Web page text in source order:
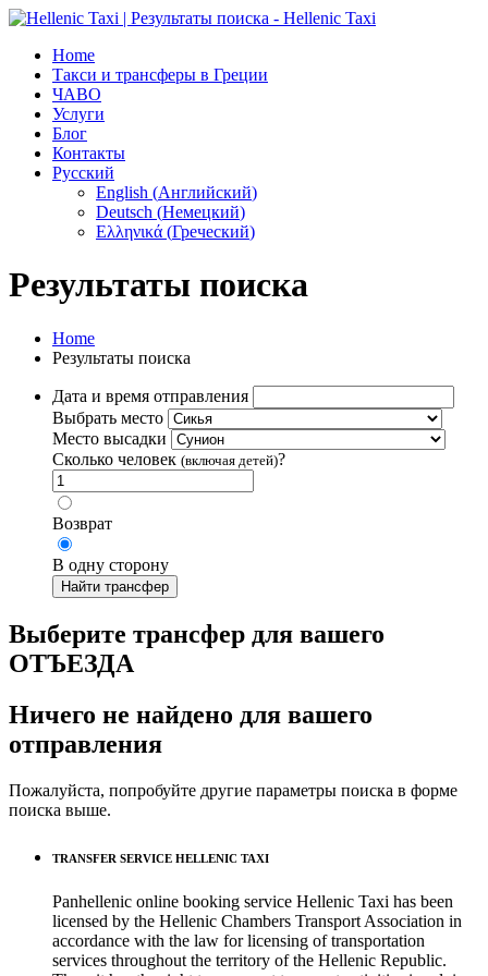
Home
Такси и трансферы в Греции
ЧАВО
Услуги
Блог
Контакты
Русский
English (Английский)
Deutsch (Немецкий)
Ελληνικά (Греческий)
Результаты поиска
Home
Результаты поиска
Дата и время отправления
Выбрать место
Место высадки
Сколько человек (включая детей)?
Возврат
В одну сторону
Найти трансфер
Выберите трансфер для вашего
ОТЪЕЗДА
Ничего не найдено для вашего
отправления
Пожалуйста, попробуйте другие параметры поиска в форме
поиска выше.
TRANSFER SERVICE HELLENIC TAXI
Panhellenic online booking service Hellenic Taxi has been
licensed by the Hellenic Chambers Transport Association in
accordance with the law for licensing of transportation
services throughout the territory of the Hellenic Republic.